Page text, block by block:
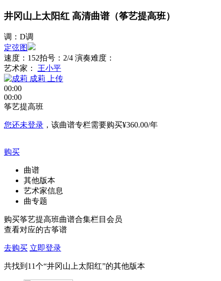
井冈山上太阳红 高清曲谱（筝艺提高班）
调：D调
定弦图
速度：152拍号：2/4 演奏难度：
艺术家： 王小平
成莉
上传
00:00
00:00
筝艺提高班
您还未登录 ，该曲谱专栏需要购买¥360.00/年
购买
曲谱
其他版本
艺术家信息
曲专题
购买筝艺提高班曲谱合集栏目会员
查看对应的古筝谱
去购买 立即登录
共找到 11个“井冈山上太阳红”的其他版本